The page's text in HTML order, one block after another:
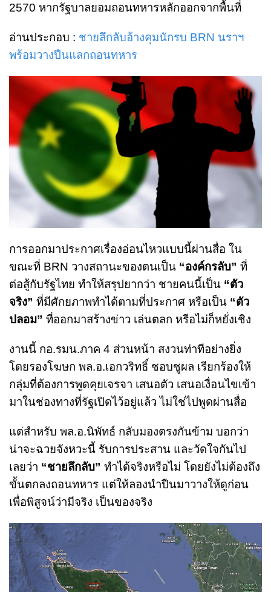
2570 หากรัฐบาลยอมถอนทหารหลักออกจากพื้นที่
อ่านประกอบ : ชายลึกลับอ้างคุมนักรบ BRN นราฯ
พร้อมวางปืนแลกถอนทหาร
การออกมาประกาศเรื่องอ่อนไหวแบบนี้ผ่านสื่อ ใน
ขณะที่ BRN วางสถานะของตนเป็น “องค์กรลับ” ที่
ต่อสู้กับรัฐไทย ทำให้สรุปยากว่า ชายคนนี้เป็น “ตัว
จริง” ที่มีศักยภาพทำได้ตามที่ประกาศ หรือเป็น “ตัว
ปลอม” ที่ออกมาสร้างข่าว เล่นตลก หรือไม่ก็หยั่งเชิง
งานนี้ กอ.รมน.ภาค 4 ส่วนหน้า สงวนท่าทีอย่างยิ่ง
โดยรองโฆษก พล.อ.เอกวริทธิ์ ชอบชูผล เรียกร้องให้
กลุ่มที่ต้องการพูดคุยเจรจา เสนอตัว เสนอเงื่อนไขเข้า
มาในช่องทางที่รัฐเปิดไว้อยู่แล้ว ไม่ใช่ไปพูดผ่านสื่อ
แต่สำหรับ พล.อ.นิพัทธ์ กลับมองตรงกันข้าม บอกว่า
น่าจะฉวยจังหวะนี้ รับการประสาน และวัดใจกันไป
เลยว่า “ชายลึกลับ” ทำได้จริงหรือไม่ โดยยังไม่ต้องถึง
ขั้นตกลงถอนทหาร แต่ให้ลองนำปืนมาวางให้ดูก่อน
เพื่อพิสูจน์ว่ามีจริง เป็นของจริง